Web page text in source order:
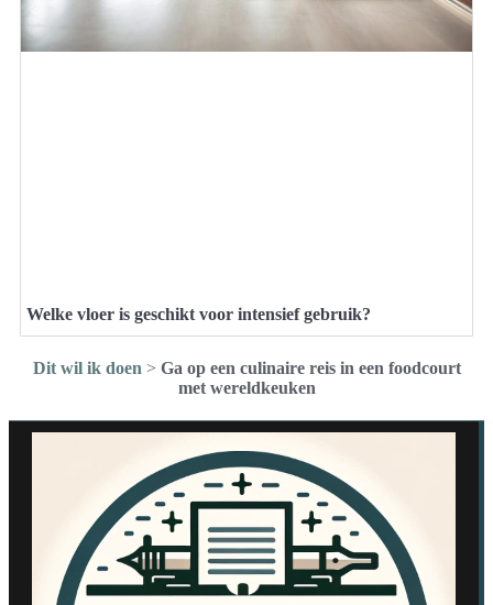
Welke vloer is geschikt voor intensief gebruik?
Dit wil ik doen > Ga op een culinaire reis in een foodcourt
met wereldkeuken